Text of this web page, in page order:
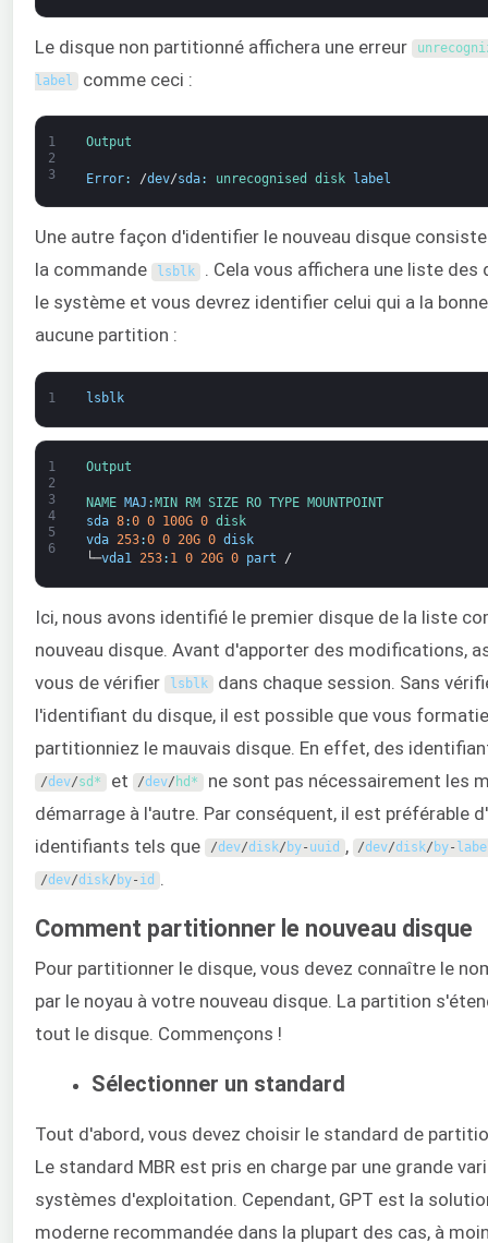
Le disque non partitionné affichera une erreur
label comme ceci :
1
2
3
Output
Error: /dev/sda: unrecognised disk label
Une autre façon d'identifier le nouveau disque
la commande
lsblk . Cela vous affichera une liste des
le système et vous devrez identifier celui qui a la
aucune partition :
1 lsblk
1
2
3
4
5
6
Output
NAME MAJ : MIN RM SIZE RO TYPE MOUNTPOINT
sda 8:0 0 100G 0 disk
vda 253:0 0 20G 0 disk
└─vda1 253: 1 0 20G 0 part /
Ici, nous avons identifié le premier disque de la liste
nouveau disque. Avant d'apporter des modifications,
vous de vérifier
lsblk dans chaque session. Sans
l'identifiant du disque, il est possible que vous
partitionniez le mauvais disque. En effet, des
/dev/sd* et /dev/ hd*
ne sont pas nécessairement les
démarrage à l'autre. Par conséquent, il est préférable
identifiants tels que
/dev/disk/ by- uuid , /dev/disk/ by-
/dev/disk/ by- id .
Comment partitionner le nouveau disque
Pour partitionner le disque, vous devez connaître le
par le noyau à votre nouveau disque. La partition
tout le disque. Commençons !
Sélectionner un standard
Tout d'abord, vous devez choisir le standard de
Le standard MBR est pris en charge par une grande
systèmes d'exploitation. Cependant, GPT est la
moderne recommandée dans la plupart des cas, à